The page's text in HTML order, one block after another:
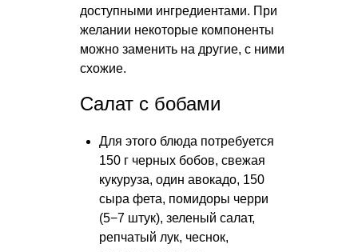
доступными ингредиентами. При
желании некоторые компоненты
можно заменить на другие, с ними
схожие.
Салат с бобами
Для этого блюда потребуется
150 г черных бобов, свежая
кукуруза, один авокадо, 150
сыра фета, помидоры черри
(5−7 штук), зеленый салат,
репчатый лук, чеснок,